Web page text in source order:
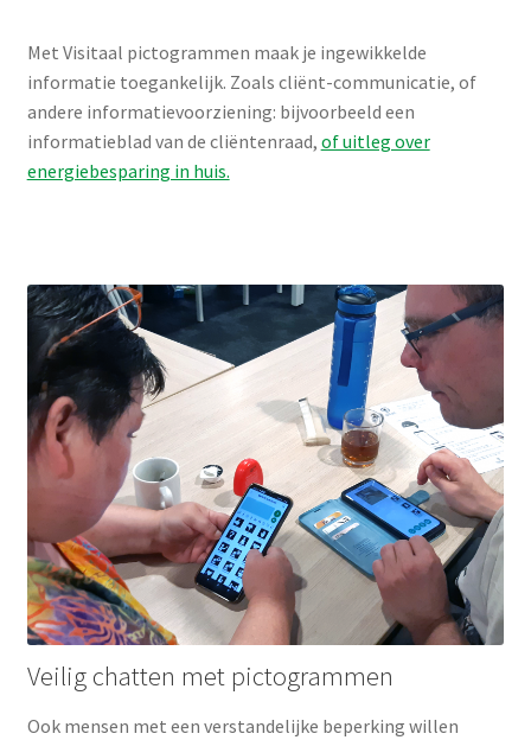
Met Visitaal pictogrammen maak je ingewikkelde
informatie toegankelijk. Zoals cliënt-communicatie, of
andere informatievoorziening: bijvoorbeeld een
informatieblad van de cliëntenraad, of uitleg over
energiebesparing in huis.
Veilig chatten met pictogrammen
Ook mensen met een verstandelijke beperking willen